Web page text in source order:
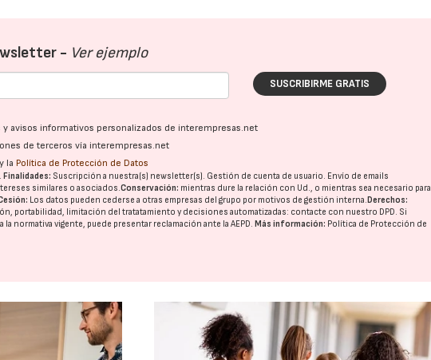
- Ver ejemplo
SUSCRIBIRME GRATIS
avisos informativos personalizados de interempresas.net
de terceros vía interempresas.net
y la Política de Protección de Datos
Finalidades: Suscripción a nuestra(s) newsletter(s). Gestión de cuenta de usuario. Envío de emails
similares o asociados.Conservación: mientras dure la relación con Ud., o mientras sea necesario para
Los datos pueden cederse a otras empresas del grupo por motivos de gestión interna. Derechos:
portabilidad, limitación del tratatamiento y decisiones automatizadas: contacte con nuestro DPD. Si
la normativa vigente, puede presentar reclamación ante laAEPD. Más información: Política de Protección de